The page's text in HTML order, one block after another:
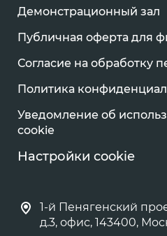
Демонстрационный зал
Публичная оферта для
Согласие на обработку
Политика
Уведомление об
cookie
Настройки cookie
1-й Пенягенский
д.3, офис, 143400,